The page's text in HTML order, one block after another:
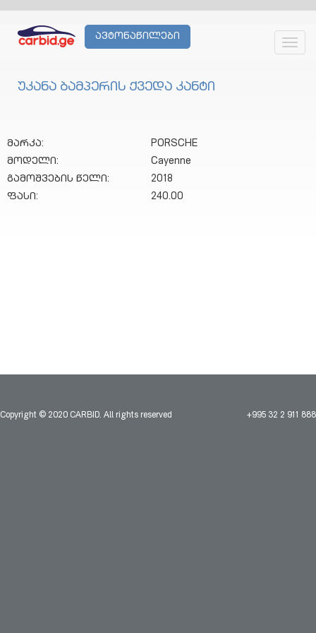
ავტონაწილები
უკანა ბამპერის ქვედა კანტი
მარკა:
PORSCHE
მოდელი:
Cayenne
გამოშვების წელი:
2018
ფასი:
240.00
Copyright © 2020 CARBID. All rights reserved +995 32 2 911 888